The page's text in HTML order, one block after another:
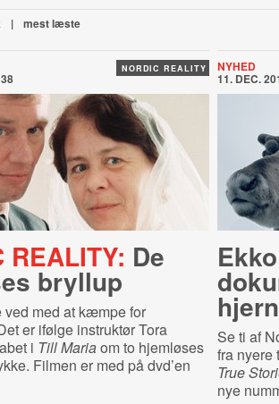
| mest læste
NORDIC REALITY
REALITY: De
bryllup
ved med at kæmpe for
er ifølge instruktør Tora
i Till Mariaom to hjemløses
Filmen er med på dvd’en
NYHED
11. DEC.
Se ti af
fra nyere
True
nye